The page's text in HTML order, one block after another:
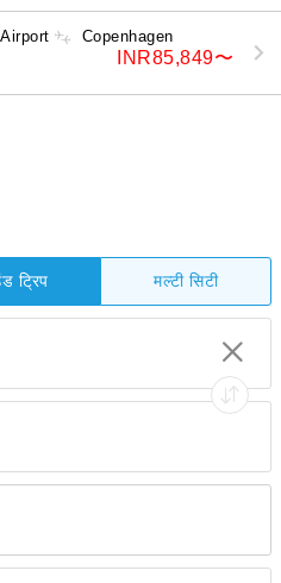
Copenhagen
INR85,849〜
ट्रिप मल्टी सिटी